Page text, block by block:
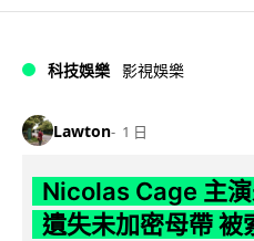
科技娛樂 影視娛樂
Lawton 1 日
Nicolas Cage 主
遺失未加密母帶 被